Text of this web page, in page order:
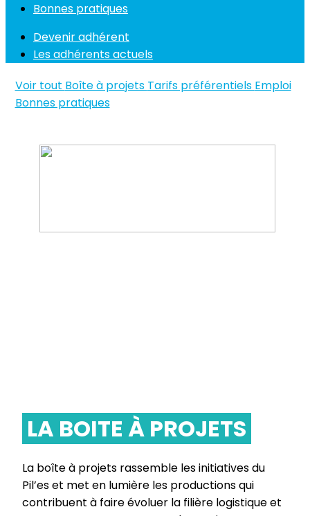
Bonnes pratiques
Devenir adhérent
Les adhérents actuels
Voir tout Boîte à projets Tarifs préférentiels Emploi
Bonnes pratiques
LA BOITE À PROJETS
La boîte à projets rassemble les initiatives du
Pil’es et met en lumière les productions qui
contribuent à faire évoluer la filière logistique et